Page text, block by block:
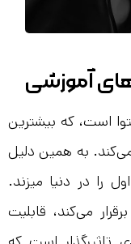
آموزشی
است، که بیشترین
می‌کند. به همین دلیل
را در دنیا میزند.
می‌کند، قابلیت